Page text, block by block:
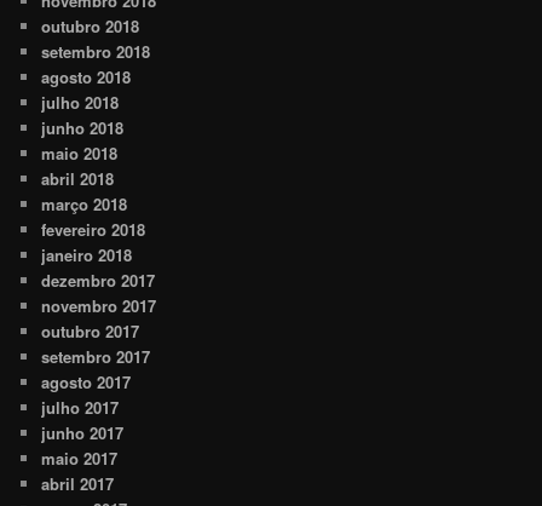
outubro 2018
setembro 2018
agosto 2018
julho 2018
junho 2018
maio 2018
abril 2018
março 2018
fevereiro 2018
janeiro 2018
dezembro 2017
novembro 2017
outubro 2017
setembro 2017
agosto 2017
julho 2017
junho 2017
maio 2017
abril 2017